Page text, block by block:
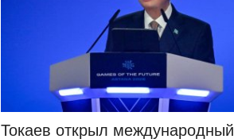
Токаев открыл международный